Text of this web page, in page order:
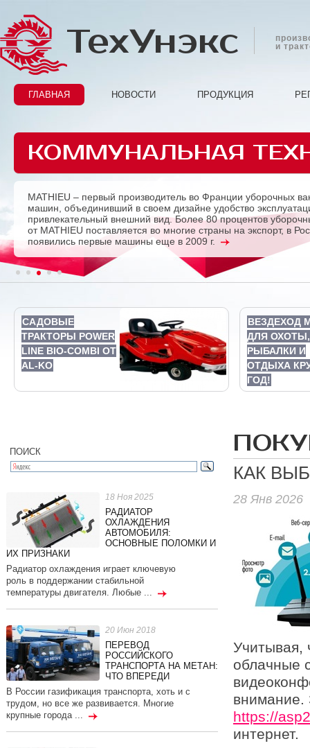
ТехУнэкс
и
ГЛАВНАЯ НОВОСТИ ПРОДУКЦИЯ
КОММУНАЛЬНАЯ
MATHIEU – первый производитель во Франции уборочных
машин, объединивший в своем дизайне удобство
привлекательный внешний вид. Более 80 процентов
от MATHIEU поставляется во многие страны на экспорт, в
появились первые машины еще в 2009 г.
Previous
1 2 3 4 5
САДОВЫЕ
ТРАКТОРЫ POWER
LINE BIO-COMBI ОТ
AL-KO
ВЕЗДЕХОД
ДЛЯ ОХОТЫ,
РЫБАЛКИ И
ОТДЫХА
ГОД!
КАК
28 Янв 2026
Учитывая,
облачные
внимание.
https://
интернет.
ПОИСК
18 Ноя 2025
РАДИАТОР
ОХЛАЖДЕНИЯ
АВТОМОБИЛЯ:
ОСНОВНЫЕ ПОЛОМКИ И
ИХ ПРИЗНАКИ
Радиатор охлаждения играет ключевую
роль в поддержании стабильной
температуры двигателя. Любые ...
20 Июн 2018
ПЕРЕВОД
РОССИЙСКОГО
ТРАНСПОРТА НА МЕТАН:
ЧТО ВПЕРЕДИ
В России газификация транспорта, хоть и с
трудом, но все же развивается. Многие
крупные города ...